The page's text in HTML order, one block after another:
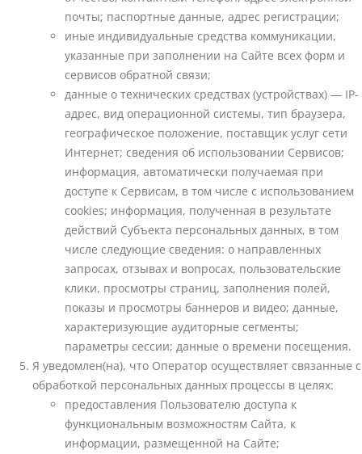
почты; паспортные данные, адрес регистрации;
иные индивидуальные средства коммуникации,
указанные при заполнении на Сайте всех форм и
сервисов обратной связи;
данные о технических средствах (устройствах) — IP-
адрес, вид операционной системы, тип браузера,
географическое положение, поставщик услуг сети
Интернет; сведения об использовании Сервисов;
информация, автоматически получаемая при
доступе к Сервисам, в том числе с использованием
cookies; информация, полученная в результате
действий Субъекта персональных данных, в том
числе следующие сведения: о направленных
запросах, отзывах и вопросах, пользовательские
клики, просмотры страниц, заполнения полей,
показы и просмотры баннеров и видео; данные,
характеризующие аудиторные сегменты;
параметры сессии; данные о времени посещения.
Я уведомлен(на), что Оператор осуществляет связанные с
обработкой персональных данных процессы в целях:
предоставления Пользователю доступа к
функциональным возможностям Сайта, к
информации, размещенной на Сайте;